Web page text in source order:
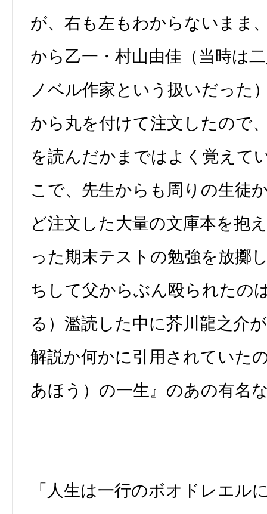
が、右も左もわからないまま
から乙一・村山由佳（当時は
ノベル作家という扱いだった
から丸を付けて注文したので
を読んだかまではよく覚えて
こで、先生からも周りの生徒
ど注文した大量の文庫本を抱
った期末テストの勉強を放擲
ちして父からぶん殴られたの
る）濫読した中に芥川龍之介
解説か何かに引用されていた
あほう）の一生』のあの有名
「人生は一行のボオドレエル